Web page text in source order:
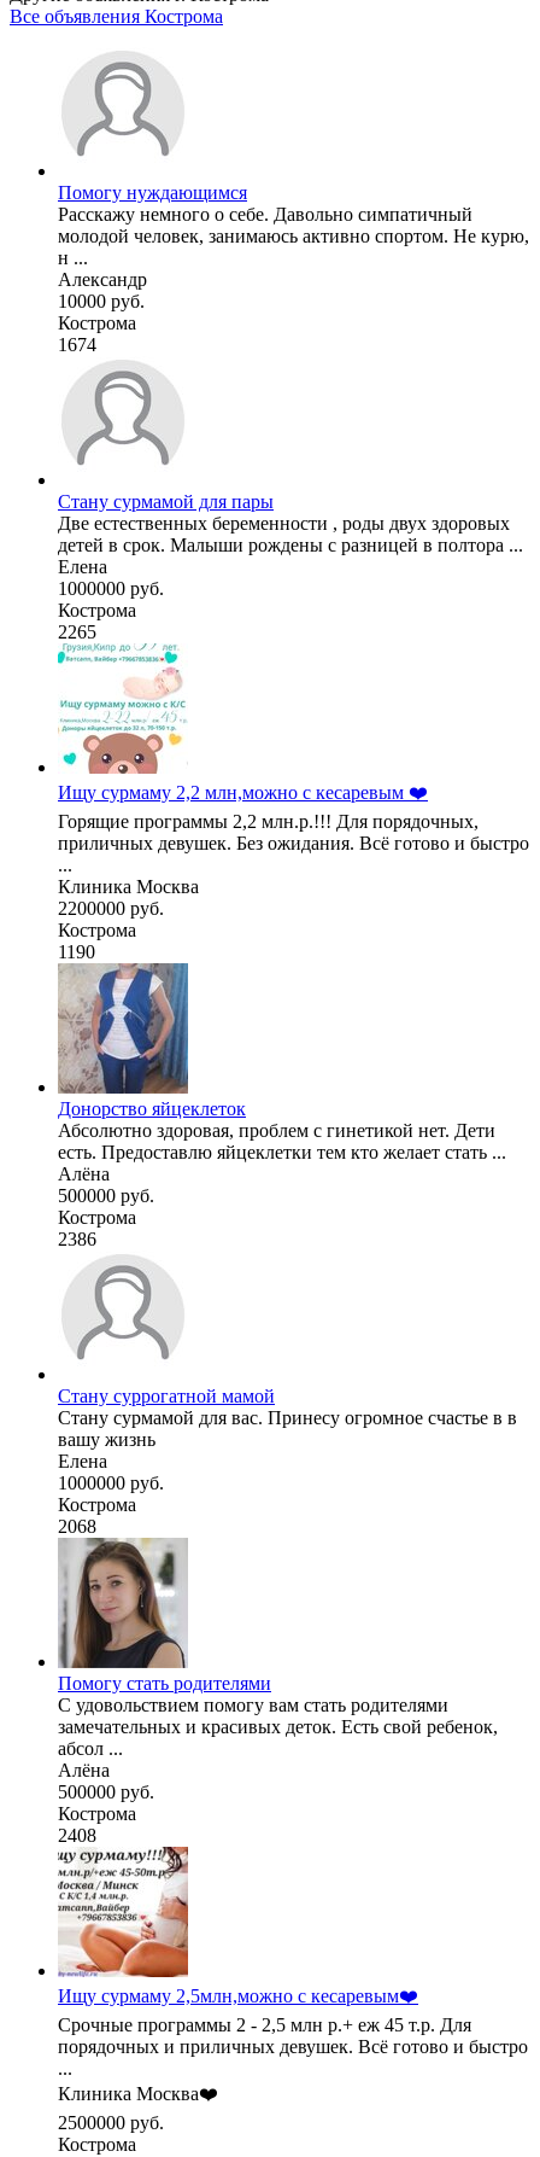
Все объявления Кострома
Помогу нуждающимся
Расскажу немного о себе. Давольно симпатичный
молодой человек, занимаюсь активно спортом. Не курю,
н ...
Александр
10000 руб.
Кострома
1674
Стану сурмамой для пары
Две естественных беременности , роды двух здоровых
детей в срок. Малыши рождены с разницей в полтора ...
Елена
1000000 руб.
Кострома
2265
Ищу сурмаму 2,2 млн,можно с кесаревым ❤️
Горящие программы 2,2 млн.р.!!! Для порядочных,
приличных девушек. Без ожидания. Всё готово и быстро
...
Клиника Москва
2200000 руб.
Кострома
1190
Донорство яйцеклеток
Абсолютно здоровая, проблем с гинетикой нет. Дети
есть. Предоставлю яйцеклетки тем кто желает стать ...
Алёна
500000 руб.
Кострома
2386
Стану суррогатной мамой
Стану сурмамой для вас. Принесу огромное счастье в в
вашу жизнь
Елена
1000000 руб.
Кострома
2068
Помогу стать родителями
С удовольствием помогу вам стать родителями
замечательных и красивых деток. Есть свой ребенок,
абсол ...
Алёна
500000 руб.
Кострома
2408
Ищу сурмаму 2,5млн,можно с кесаревым❤️
Срочные программы 2 - 2,5 млн р.+ еж 45 т.р. Для
порядочных и приличных девушек. Всё готово и быстро
...
Клиника Москва❤️
2500000 руб.
Кострома